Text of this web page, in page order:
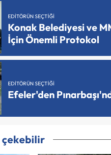
EDITÖRÜN SEÇTIĞI
Konak Belediyesi ve
İçin Önemli Protokol
EDITÖRÜN SEÇTIĞI
Efeler'den
çekebilir